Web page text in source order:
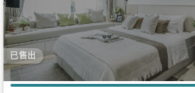
已售出